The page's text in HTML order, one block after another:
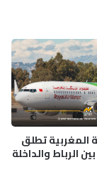
المغربية تطلق
الرباط والداخلة